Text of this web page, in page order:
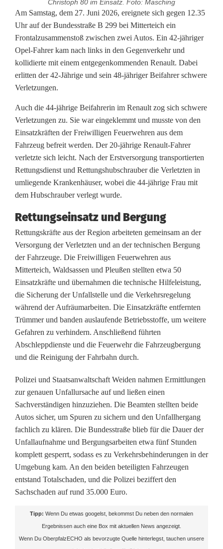
Christoph 80 im Einsatz. Foto: Masching
S
c
h
w
e
r
e
r
F
r
n
t
a
l
z
u
s
a
m
m
e
n
s
t
o
Am Samstag, dem 27. Juni 2026, ereignete sich gegen 12.35
Uhr auf der Bundesstraße B 299 bei Mitterteich ein
Frontalzusammenstoß zwischen zwei Autos. Ein 42-jähriger
Opel-Fahrer kam nach links in den Gegenverkehr und
kollidierte mit einem entgegenkommenden Renault. Dabei
erlitten der 42-Jährige und sein 48-jähriger Beifahrer schwere
Verletzungen.
Auch die 44-jährige Beifahrerin im Renault zog sich schwere
Verletzungen zu. Sie war eingeklemmt und musste von den
Einsatzkräften der Freiwilligen Feuerwehren aus dem
Fahrzeug befreit werden. Der 20-jährige Renault-Fahrer
verletzte sich leicht. Nach der Erstversorgung transportierten
Rettungsdienst und Rettungshubschrauber die Verletzten in
umliegende Krankenhäuser, wobei die 44-jährige Frau mit
dem Hubschrauber verlegt wurde.
Rettungseinsatz und Bergung
Rettungskräfte aus der Region arbeiteten gemeinsam an der
Versorgung der Verletzten und an der technischen Bergung
der Fahrzeuge. Die Freiwilligen Feuerwehren aus
Mitterteich, Waldsassen und Pleußen stellten etwa 50
Einsatzkräfte und übernahmen die technische Hilfeleistung,
die Sicherung der Unfallstelle und die Verkehrsregelung
während der Aufräumarbeiten. Die Einsatzkräfte entfernten
Trümmer und banden auslaufende Betriebsstoffe, um weitere
Gefahren zu verhindern. Anschließend führten
Abschleppdienste und die Feuerwehr die Fahrzeugbergung
und die Reinigung der Fahrbahn durch.
Polizei und Staatsanwaltschaft Weiden nahmen Ermittlungen
zur genauen Unfallursache auf und ließen einen
Sachverständigen hinzuziehen. Die Beamten stellten beide
Autos sicher, um Spuren zu sichern und den Unfallhergang
fachlich zu klären. Die Bundesstraße blieb für die Dauer der
Unfallaufnahme und Bergungsarbeiten etwa fünf Stunden
komplett gesperrt, sodass es zu Verkehrsbehinderungen in der
Umgebung kam. An den beiden beteiligten Fahrzeugen
entstand Totalschaden, und die Polizei beziffert den
Sachschaden auf rund 35.000 Euro.
Tipp: Wenn Du etwas googelst, bekommst Du neben den normalen
Ergebnissen auch eine Box mit aktuellen News angezeigt.
Wenn Du OberpfalzECHO als bevorzugte Quelle hinterlegst, tauchen unsere